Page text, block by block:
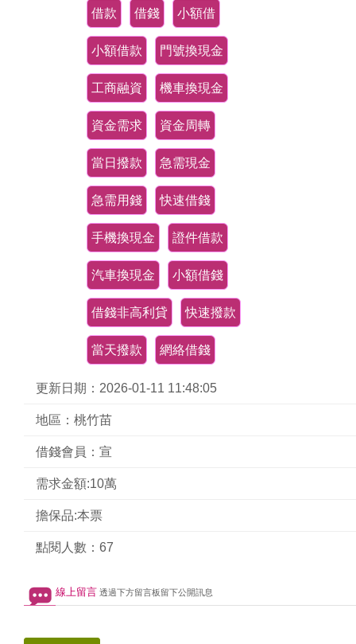
借款 借錢 小額借
小額借款 門號換現金
工商融資 機車換現金
資金需求 資金周轉
當日撥款 急需現金
急需用錢 快速借錢
手機換現金 證件借款
汽車換現金 小額借錢
借錢非高利貸 快速撥款
當天撥款 網絡借錢
更新日期：2026-01-11 11:48:05
地區：桃竹苗
借錢會員：宣
需求金額:10萬
擔保品:本票
點閱人數：67
線上留言 透過下方留言板留下公開訊息